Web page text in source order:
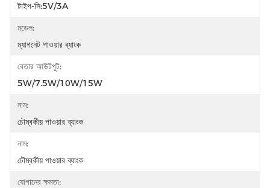
টাইপ-সি:5V/3A
মডেল:
ম্যাগনেট পাওয়ার ব্যাংক
বেতার আউটপুট:
5W/7.5W/10W/15W
নাম:
চৌম্বকীয় পাওয়ার ব্যাংক
নাম:
চৌম্বকীয় পাওয়ার ব্যাংক
যোগানের ক্ষমতা: